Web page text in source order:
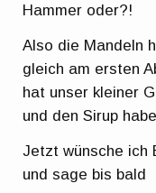
Hammer oder?!
Also die Mandeln
gleich am ersten
hat unser kleiner
und den Sirup
Jetzt wünsche ich
und sage bis bald